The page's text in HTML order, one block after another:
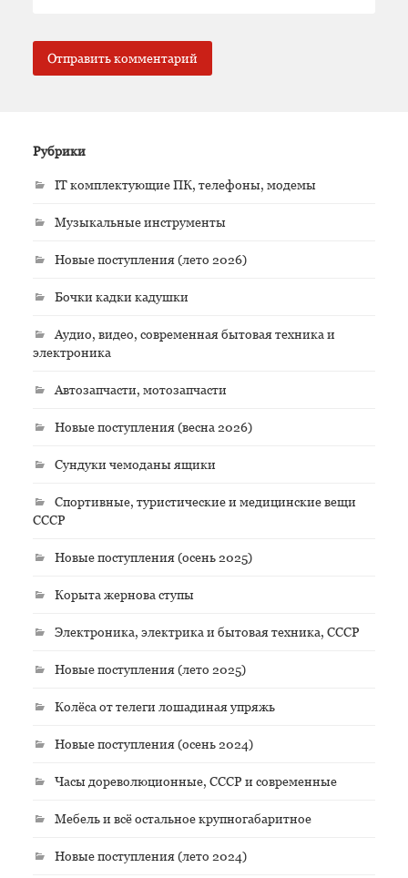
Рубрики
IT комплектующие ПК, телефоны, модемы
Музыкальные инструменты
Новые поступления (лето 2026)
Бочки кадки кадушки
Аудио, видео, современная бытовая техника и
электроника
Автозапчасти, мотозапчасти
Новые поступления (весна 2026)
Сундуки чемоданы ящики
Спортивные, туристические и медицинские вещи
СССР
Новые поступления (осень 2025)
Корыта жернова ступы
Электроника, электрика и бытовая техника, СССР
Новые поступления (лето 2025)
Колёса от телеги лошадиная упряжь
Новые поступления (осень 2024)
Часы дореволюционные, СССР и современные
Мебель и всё остальное крупногабаритное
Новые поступления (лето 2024)